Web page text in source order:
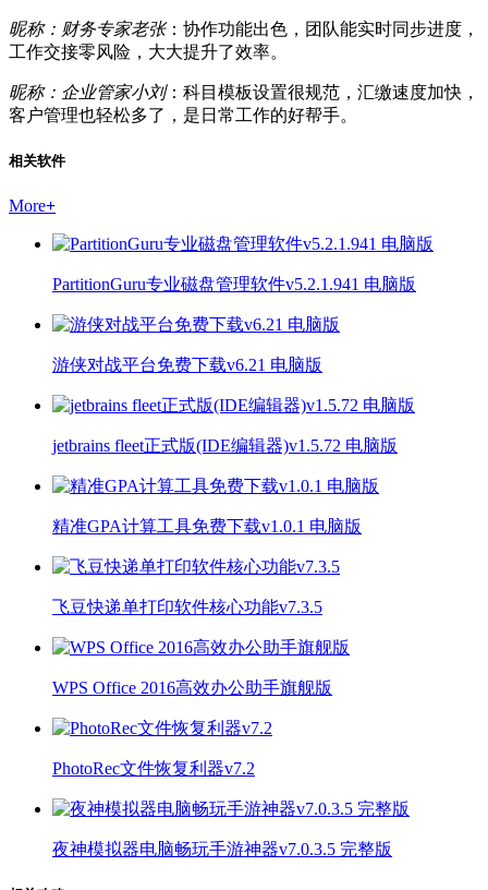
昵称：财务专家老张：协作功能出色，团队能实时同步进度，
工作交接零风险，大大提升了效率。
昵称：企业管家小刘：科目模板设置很规范，汇缴速度加快，
客户管理也轻松多了，是日常工作的好帮手。
相关软件
More+
PartitionGuru专业磁盘管理软件v5.2.1.941 电脑版
游侠对战平台免费下载v6.21 电脑版
jetbrains fleet正式版(IDE编辑器)v1.5.72 电脑版
精准GPA计算工具免费下载v1.0.1 电脑版
飞豆快递单打印软件核心功能v7.3.5
WPS Office 2016高效办公助手旗舰版
PhotoRec文件恢复利器v7.2
夜神模拟器电脑畅玩手游神器v7.0.3.5 完整版